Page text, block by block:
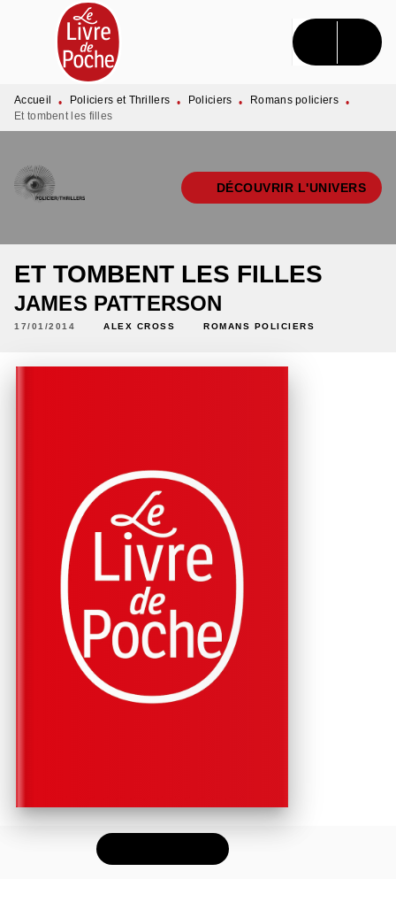
MENU RECHERCHE CONTENU
PIED DE PAGE
Accueil • Policiers et Thrillers • Policiers • Romans policiers •
Et tombent les filles
DÉCOUVRIR L'UNIVERS
ET TOMBENT LES FILLES
JAMES PATTERSON
17/01/2014 ALEX CROSS ROMANS POLICIERS